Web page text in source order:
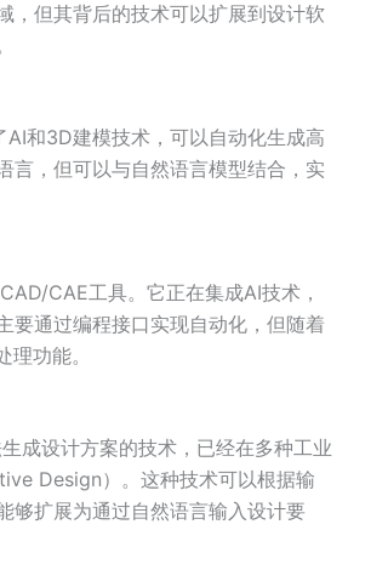
，但其背后的技术可以扩展到设计软
AI和3D建模技术，可以自动化生成高
言，但可以与自然语言模型结合，实
CAE工具。它正在集成AI技术，
要通过编程接口实现自动化，但随着
功能。
成设计方案的技术，已经在多种工业
Design）。这种技术可以根据输
够扩展为通过自然语言输入设计要